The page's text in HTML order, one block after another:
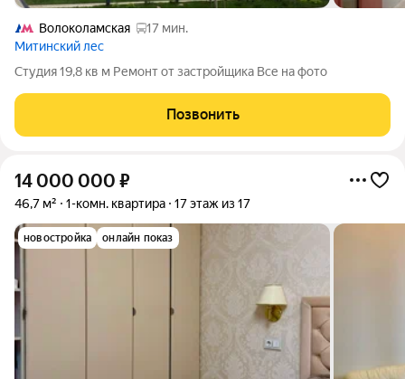
Волоколамская
17 мин.
Митинский лес
Студия 19,8 кв м Ремонт от застройщика Все на фото
Позвонить
14 000 000 ₽
46,7 м² 1-комн. квартира 17 этаж из 17
новостройка онлайн показ